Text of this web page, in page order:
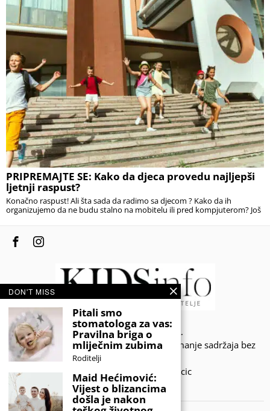
PRIPREMAJTE SE: Kako da djeca provedu najljepši
ljetnji raspust?
Konačno raspust! Ali šta sada da radimo sa djecom ? Kako da ih
organizujemo da ne budu stalno na mobitelu ili pred kompjuterom? Još
© 2020 - KIDSINFO.BA.
Sva prava zadržana. Zabranjeno preuzimanje sadržaja bez
dozvole izdavača.
Developed by Amar SIjercic
IZAŠAO JE NOVI MAGAZIN!
DON'T MISS
Pitali smo
stomatologa za vas:
Pravilna briga o
mliječnim zubima
Roditelji
Maid Hećimović:
Vijest o blizancima
došla je nakon